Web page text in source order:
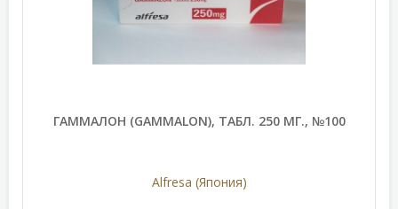
ГАММАЛОН (GAMMALON), ТАБЛ. 250 МГ., №100
Alfresa (Япония)